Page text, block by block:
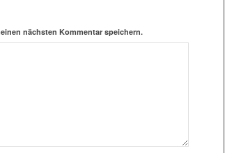
nächsten Kommentar speichern.